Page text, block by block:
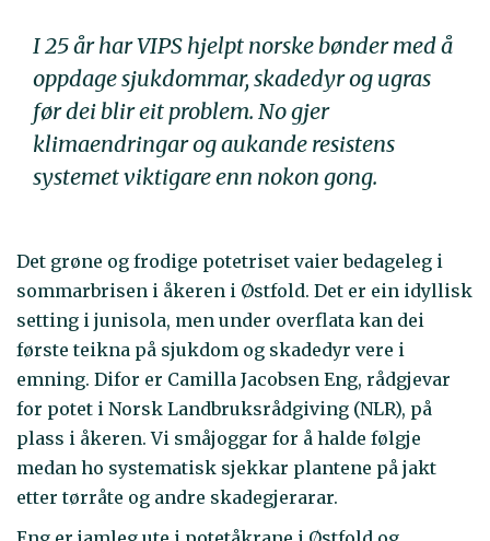
I 25 år har VIPS hjelpt norske bønder med å
oppdage sjukdommar, skadedyr og ugras
før dei blir eit problem. No gjer
klimaendringar og aukande resistens
systemet viktigare enn nokon gong.
Det grøne og frodige potetriset vaier bedageleg i
sommarbrisen i åkeren i Østfold. Det er ein idyllisk
setting i junisola, men under overflata kan dei
første teikna på sjukdom og skadedyr vere i
emning. Difor er Camilla Jacobsen Eng, rådgjevar
for potet i Norsk Landbruksrådgiving (NLR), på
plass i åkeren. Vi småjoggar for å halde følgje
medan ho systematisk sjekkar plantene på jakt
etter tørråte og andre skadegjerarar.